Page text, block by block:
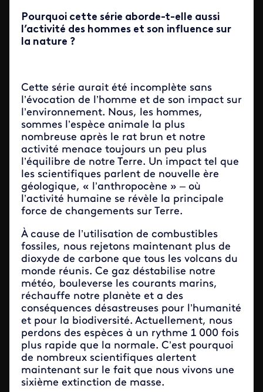
Pourquoi cette série aborde-t-elle aussi
l’activité des hommes et son influence sur
la nature ?
Cette série aurait été incomplète sans
l’évocation de l’homme et de son impact sur
l’environnement. Nous, les hommes,
sommes l’espèce animale la plus
nombreuse après le rat brun et notre
activité menace toujours un peu plus
l’équilibre de notre Terre. Un impact tel que
les scientifiques parlent de nouvelle ère
géologique, « l’anthropocène » – où
l’activité humaine se révèle la principale
force de changements sur Terre.
À cause de l’utilisation de combustibles
fossiles, nous rejetons maintenant plus de
dioxyde de carbone que tous les volcans du
monde réunis. Ce gaz déstabilise notre
météo, bouleverse les courants marins,
réchauffe notre planète et a des
conséquences désastreuses pour l’humanité
et pour la biodiversité. Actuellement, nous
perdons des espèces à un rythme 1 000 fois
plus rapide que la normale. C’est pourquoi
de nombreux scientifiques alertent
maintenant sur le fait que nous vivons une
sixième extinction de masse.